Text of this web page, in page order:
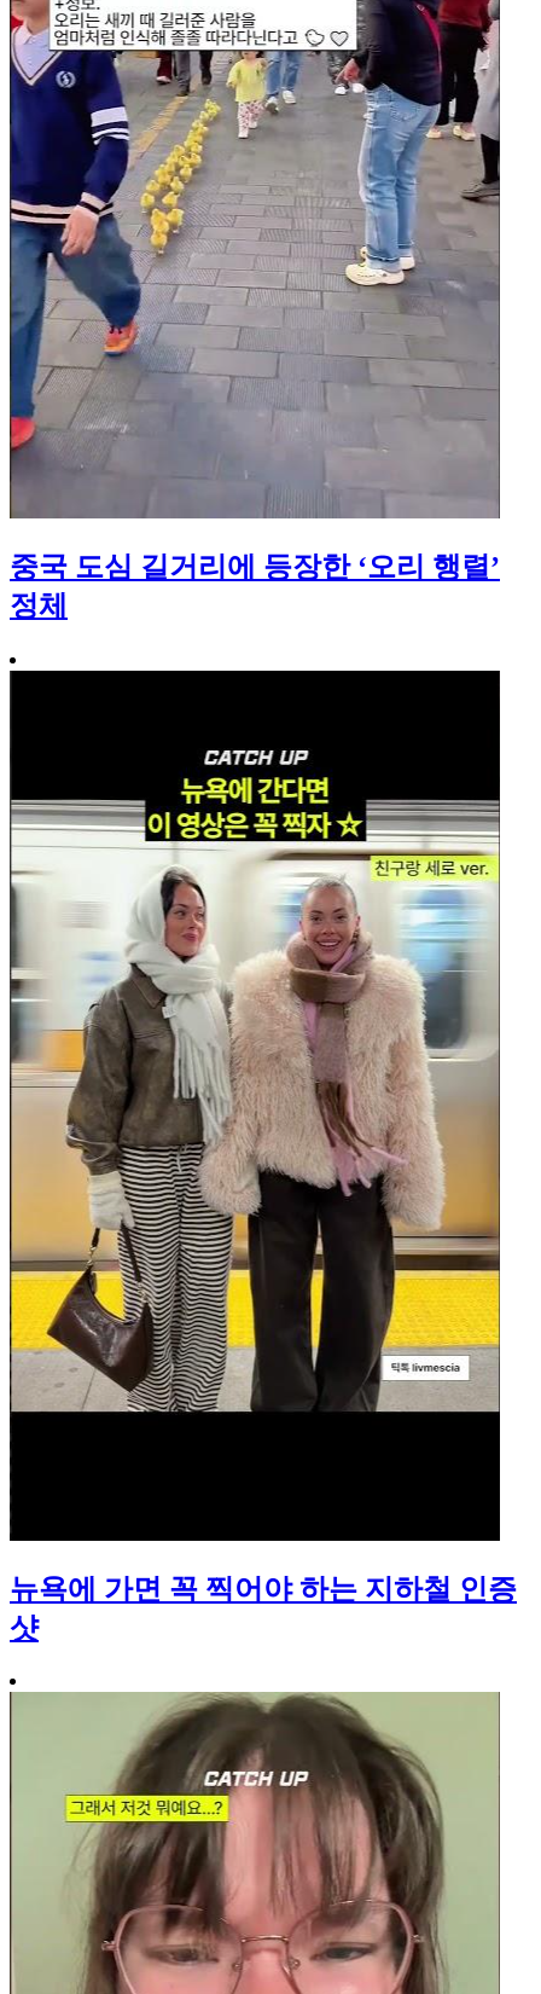
중국 도심 길거리에 등장한 ‘오리 행렬’
정체
뉴욕에 가면 꼭 찍어야 하는 지하철 인증
샷